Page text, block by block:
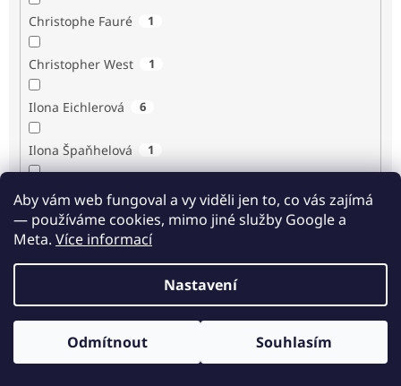
Aby vám web fungoval a vy viděli jen to, co vás zajímá
— používáme cookies, mimo jiné služby Google a
Meta. Více informací
Nastavení
Odmítnout Souhlasím
Christophe Fauré 1
Christopher West 1
Ilona Eichlerová 6
Ilona Špaňhelová 1
Ilse Sand
Immaculée Ilibagiza
Ingrid Biermann 1
Irvin D. Yalom 3 Odběr novinek